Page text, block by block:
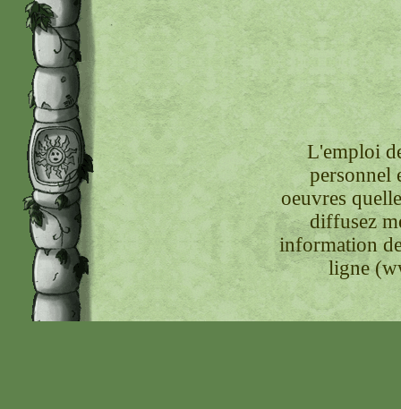
L'emploi
personnel
oeuvres
diffusez
information
ligne